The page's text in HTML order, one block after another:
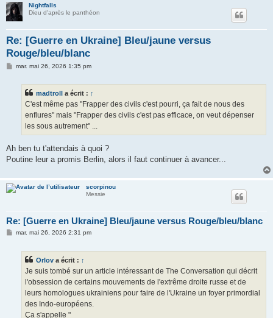
Nightfalls
Dieu d'après le panthéon
Re: [Guerre en Ukraine] Bleu/jaune versus
Rouge/bleu/blanc
Mmar. mai 26, 2026 1:35 pm
madtroll a écrit : ↑
C'est même pas "Frapper des civils c'est pourri, ça fait de nous des
enflures" mais "Frapper des civils c'est pas efficace, on veut dépenser
les sous autrement" ...
Ah ben tu t'attendais à quoi ?
Poutine leur a promis Berlin, alors il faut continuer à avancer...
scorpinou
Messie
Re: [Guerre en Ukraine] Bleu/jaune versus Rouge/bleu/blanc
Mmar. mai 26, 2026 2:31 pm
Orlov a écrit : ↑
Je suis tombé sur un article intéressant de The Conversation qui décrit
l'obsession de certains mouvements de l'extrême droite russe et de
leurs homologues ukrainiens pour faire de l'Ukraine un foyer primordial
des Indo-européens.
Ça s'appelle "